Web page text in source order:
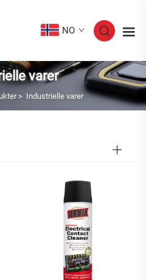
NO
varer
> Industrielle varer